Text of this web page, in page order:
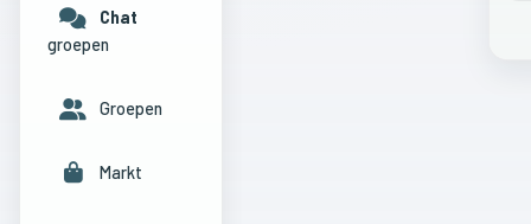
Chat
groepen
Groepen
Markt